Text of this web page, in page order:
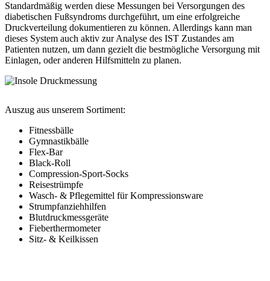
Standardmäßig werden diese Messungen bei Versorgungen des
diabetischen Fußsyndroms durchgeführt, um eine erfolgreiche
Druckverteilung dokumentieren zu können. Allerdings kann man
dieses System auch aktiv zur Analyse des IST Zustandes am
Patienten nutzen, um dann gezielt die bestmögliche Versorgung mit
Einlagen, oder anderen Hilfsmitteln zu planen.
Auszug aus unserem Sortiment:
Fitnessbälle
Gymnastikbälle
Flex-Bar
Black-Roll
Compression-Sport-Socks
Reisestrümpfe
Wasch- & Pflegemittel für Kompressionsware
Strumpfanziehhilfen
Blutdruckmessgeräte
Fieberthermometer
Sitz- & Keilkissen